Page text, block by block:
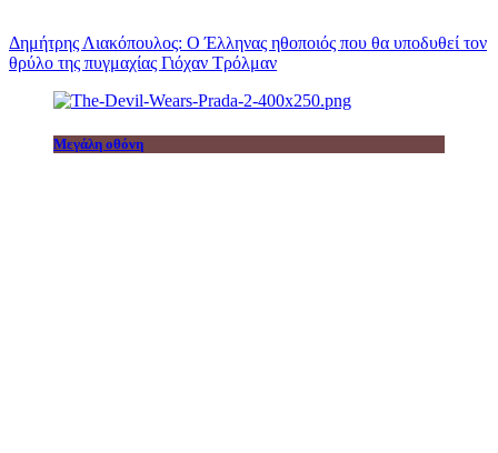
Δημήτρης Λιακόπουλος: Ο Έλληνας ηθοποιός που θα υποδυθεί τον
θρύλο της πυγμαχίας Γιόχαν Τρόλμαν
Μεγάλη οθόνη